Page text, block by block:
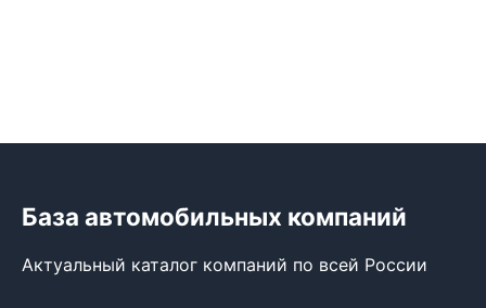
База автомобильных компаний
Актуальный каталог компаний по всей России